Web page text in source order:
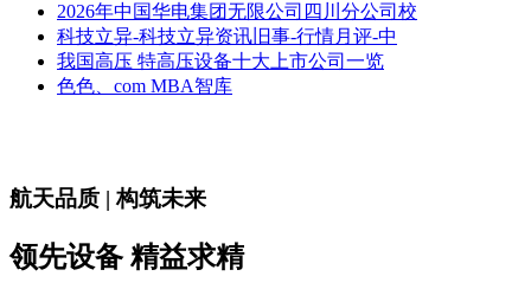
2026年中国华电集团无限公司四川分公司校
科技立异-科技立异资讯旧事-行情月评-中
我国高压 特高压设备十大上市公司一览
色色、com MBA智库
航天品质 | 构筑未来
领先设备 精益求精